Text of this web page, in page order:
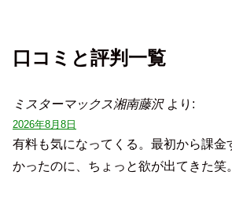
口コミと評判一覧
ミスターマックス湘南藤沢 より:
2026年8月8日
有料も気になってくる。最初から課金
かったのに、ちょっと欲が出てきた笑。